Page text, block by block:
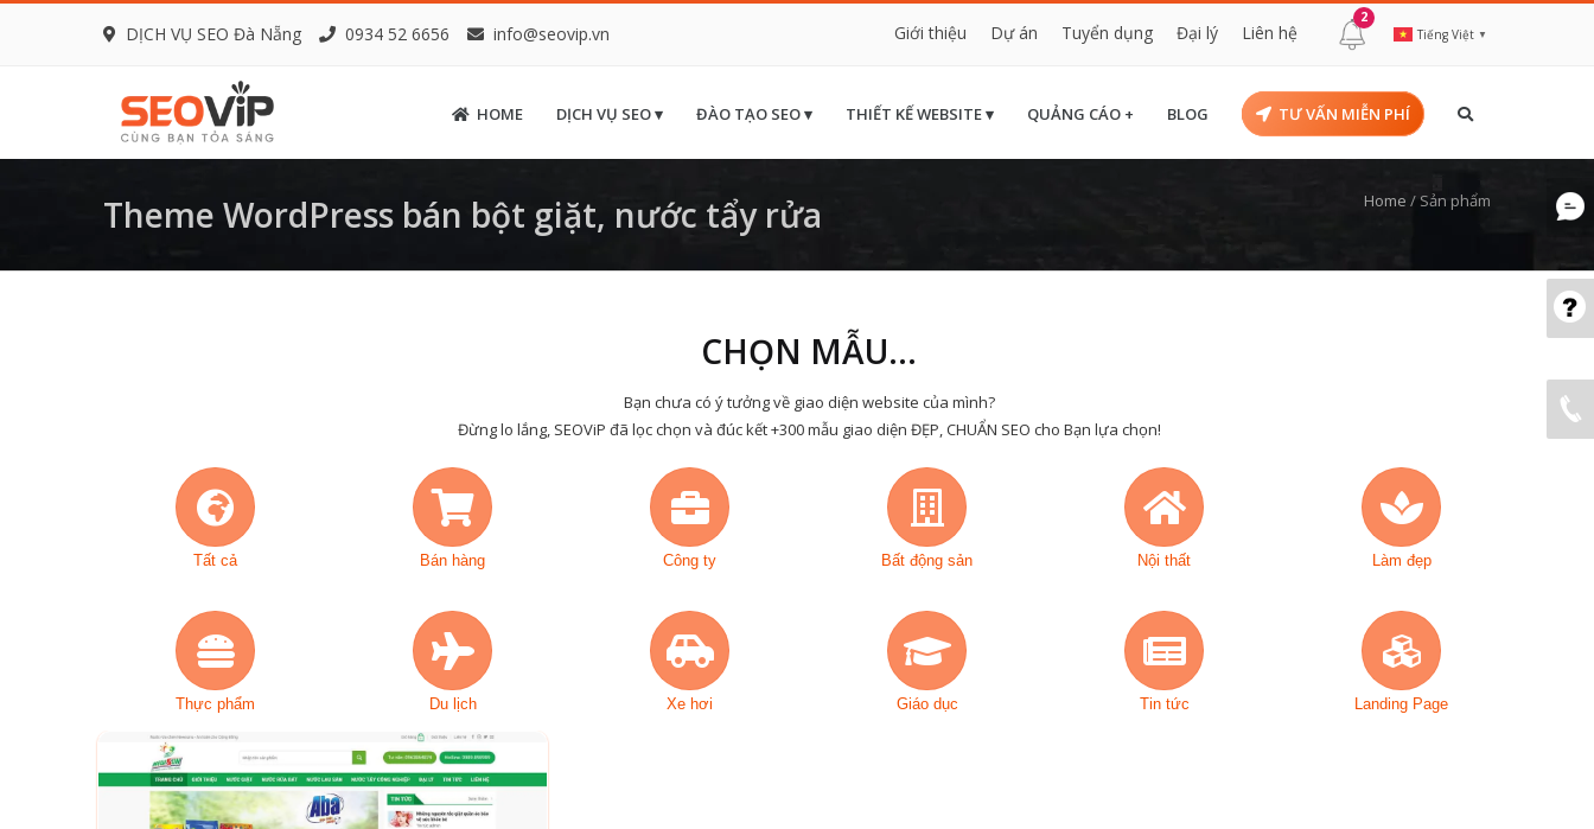
DỊCH VỤ SEO Đà Nẵng 0934 52 6656 info@seovip.vn Giới thiệu Dự án Tuyển dụng Đại lý Liên hệ
2
Tiếng Việt ▼
HOME DỊCH VỤ SEO ▾ ĐÀO TẠO SEO ▾ THIẾT KẾ WEBSITE ▾ QUẢNG CÁO + BLOG TƯ VẤN MIỄN PHÍ
Theme WordPress bán bột giặt, nước tẩy rửa Home / Sản phẩm
CHỌN MẪU...
Bạn chưa có ý tưởng về giao diện website của mình?
Đừng lo lắng, SEOViP đã lọc chọn và đúc kết +300 mẫu giao diện ĐẸP, CHUẨN SEO cho Bạn lựa chọn!
Tất cả Bán hàng Công ty Bất động sản Nội thất Làm đẹp
Thực phẩm Du lịch Xe hơi Giáo dục Tin tức Landing Page